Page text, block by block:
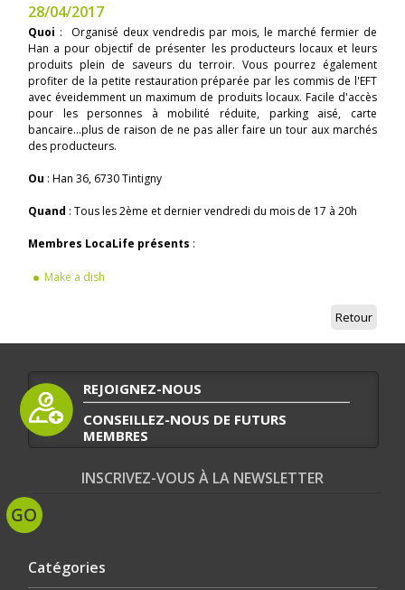
28/04/2017
Quoi : Organisé deux vendredis par mois, le marché fermier de
Han a pour objectif de présenter les producteurs locaux et leurs
produits plein de saveurs du terroir. Vous pourrez également
profiter de la petite restauration préparée par les commis de l'EFT
avec éveidemment un maximum de produits locaux. Facile d'accès
pour les personnes à mobilité réduite, parking aisé, carte
bancaire...plus de raison de ne pas aller faire un tour aux marchés
des producteurs.
Ou : Han 36, 6730 Tintigny
Quand : Tous les 2ème et dernier vendredi du mois de 17 à 20h
Membres LocaLife présents :
Make a dish
Retour
REJOIGNEZ-NOUS
CONSEILLEZ-NOUS DE FUTURS
MEMBRES
INSCRIVEZ-VOUS À LA NEWSLETTER
Catégories